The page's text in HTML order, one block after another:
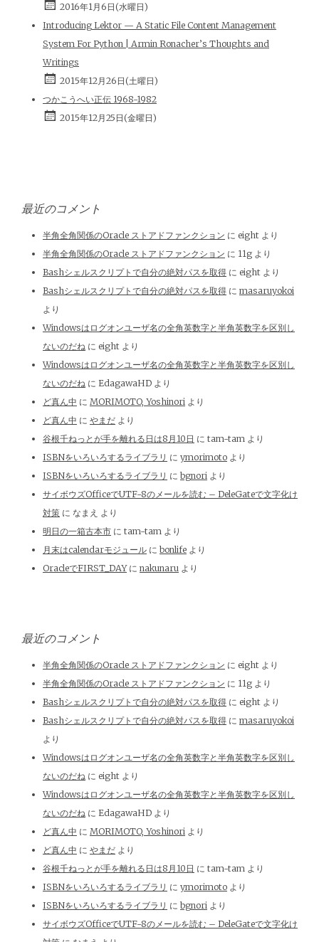
2016年1月6日(水曜日)
Introducing Lektor — A Static File Content Management
System For Python | Armin Ronacher’s Thoughts and
Writings
2015年12月26日(土曜日)
つかこうへい正伝 1968-1982
2015年12月25日(金曜日)
最近のコメント
半角全角関係のOracle ストアドファンクション に eight より
半角全角関係のOracle ストアドファンクション に 11g より
Bashシェルスクリプトで自分の絶対パスを取得 に eight より
Bashシェルスクリプトで自分の絶対パスを取得 に masaruyokoi
より
Windowsはログオンユーザ名の全角英数字と半角英数字を区別し
ないのだね に eight より
Windowsはログオンユーザ名の全角英数字と半角英数字を区別し
ないのだね に EdagawaHD より
ど真ん中 に MORIMOTO, Yoshinori より
ど真ん中 に やまだ より
谷根千ねっとが手を離れる日は8月10日 に tam-tam より
ISBNをいろいろするライブラリ に ymorimoto より
ISBNをいろいろするライブラリ に bgnori より
サイボウズOfficeでUTF-8のメールを読む – DeleGateで文字化け
対策 に なまえ より
明日の一箱古本市 に tam-tam より
月末はcalendarモジュール に bonlife より
OracleでFIRST_DAYに nakunaru より
最近のコメント
半角全角関係のOracle ストアドファンクション に eight より
半角全角関係のOracle ストアドファンクション に 11g より
Bashシェルスクリプトで自分の絶対パスを取得 に eight より
Bashシェルスクリプトで自分の絶対パスを取得 に masaruyokoi
より
Windowsはログオンユーザ名の全角英数字と半角英数字を区別し
ないのだね に eight より
Windowsはログオンユーザ名の全角英数字と半角英数字を区別し
ないのだね に EdagawaHD より
ど真ん中 に MORIMOTO, Yoshinori より
ど真ん中 に やまだ より
谷根千ねっとが手を離れる日は8月10日 に tam-tam より
ISBNをいろいろするライブラリ に ymorimoto より
ISBNをいろいろするライブラリ に bgnori より
サイボウズOfficeでUTF-8のメールを読む – DeleGateで文字化け